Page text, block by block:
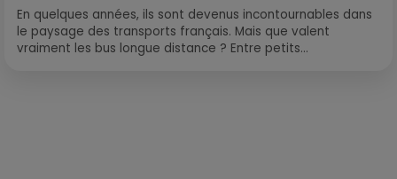
En quelques années, ils sont devenus incontournables dans
le paysage des transports français. Mais que valent
vraiment les bus longue distance ? Entre petits...